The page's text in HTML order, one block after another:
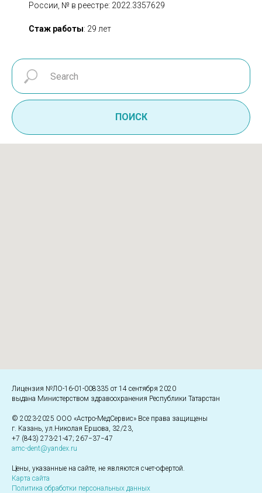
России, № в реестре: 2022.3357629
Стаж работы: 29 лет
ПОИСК
Лицензия №ЛО-16-01-008335 от 14 сентября 2020
выдана Министерством здравоохранения Республики Татарстан
© 2023-2025 ООО «Астро-МедСервис» Все права защищены
г. Казань, ул.Николая Ершова, 32/23,
+7 (843) 273-21-47; 267−37−47
amc-dent@yandex.ru
Цены, указанные на сайте, не являются счет-офертой.
Карта сайта
Политика обработки персональных данных